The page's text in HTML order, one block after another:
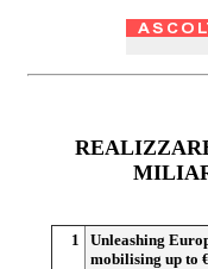
1
Unleashing
mobilising up to